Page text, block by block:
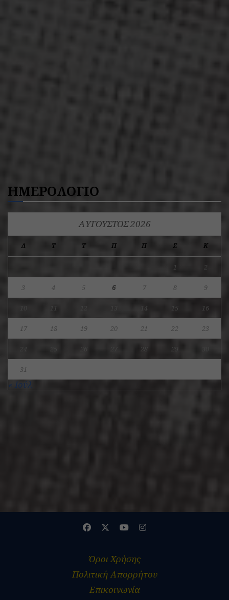
ΗΜΕΡΟΛΟΓΙΟ
ΑΎΓΟΥΣΤΟΣ 2026
Δ Τ Τ Π Π Σ Κ
1 2
3 4 5 6 7 8 9
10 11 14 15 16
17 18 19 20 21 22 23
26 28 29
31
« Ιούλ
Όροι Χρήσης
Πολιτική Απορρήτου
Επικοινωνία